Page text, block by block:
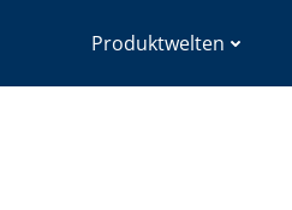
Produktwelten